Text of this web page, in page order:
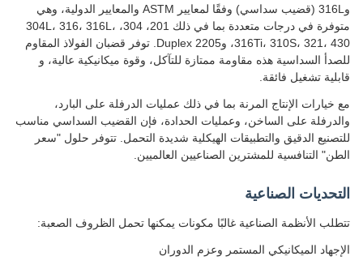
و316L (قضيب سداسي) وفقًا لمعايير ASTM والمعايير الدولية، وهي
متوفرة في درجات متعددة بما في ذلك 201، 304، 304L، 316، 316L،
316Ti، 310S، 321، 430، وDuplex 2205. توفر قضبان الفولاذ المقاوم
السداسية هذه مقاومة ممتازة للتآكل، وقوة ميكانيكية عالية، و
تشغيل فائقة.
الإنتاج المرنة بما في ذلك عمليات الدرفلة على البارد،
على الساخن، وعمليات الحدادة، فإن القضيب السداسي مناسب
الدقيق والتطبيقات الهيكلية شديدة التحمل. تتوفر حلول "سعر
التنافسية للمشترين الصناعيين العالميين.
الصناعية
الأنظمة الصناعية غالبًا مكونات يمكنها تحمل الظروف الصعبة:
الميكانيكي المستمر وعزم الدوران